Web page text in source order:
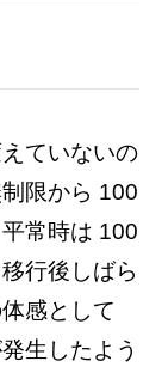
ていないの
限から 100
常時は 100
行後しばら
感として
生したよう